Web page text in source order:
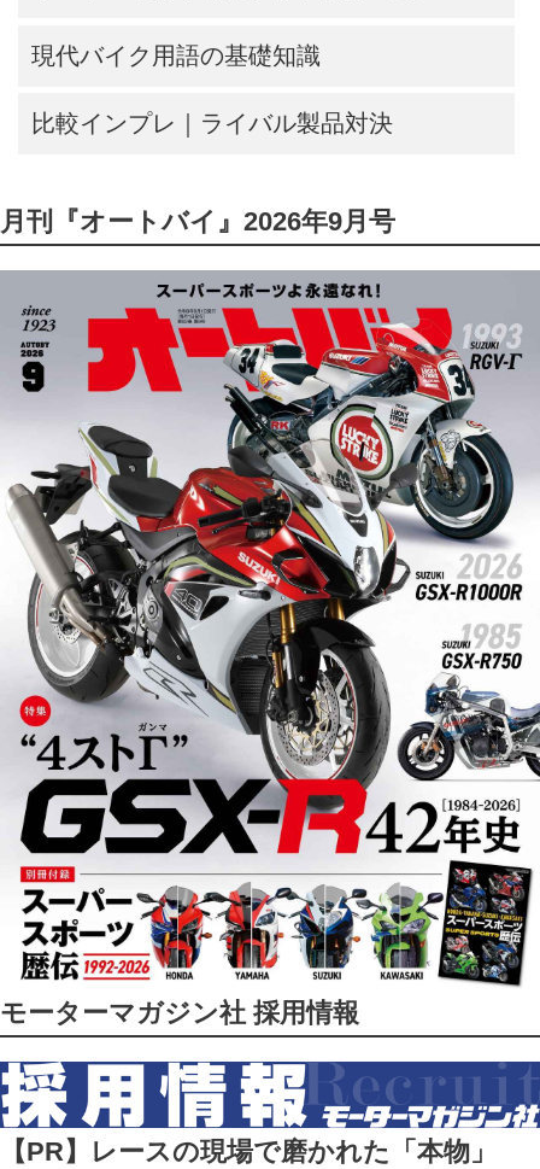
現代バイク用語の基礎知識
比較インプレ｜ライバル製品対決
月刊『オートバイ』2026年9月号
モーターマガジン社 採用情報
【PR】レースの現場で磨かれた「本物」